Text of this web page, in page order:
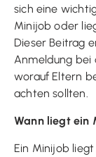
sich eine
Minijob oder
Dieser Beitrag
Anmeldung
worauf Eltern
achten sollten.
Wann liegt ein
Ein Minijob